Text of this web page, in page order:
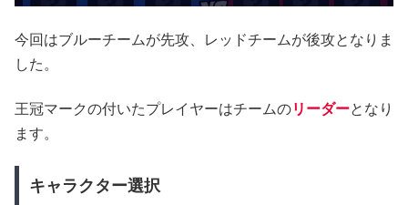
今回はブルーチームが先攻、レッドチームが後攻となりま
した。
王冠マークの付いたプレイヤーはチームのリーダーとなり
ます。
キャラクター選択